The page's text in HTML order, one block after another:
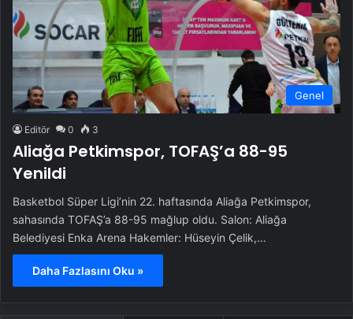
Genel
Editör 0 3
Aliağa Petkimspor, TOFAŞ’a 88-95
Yenildi
Basketbol Süper Ligi’nin 22. haftasında Aliağa Petkimspor,
sahasında TOFAŞ’a 88-95 mağlup oldu. Salon: Aliağa
Belediyesi Enka Arena Hakemler: Hüseyin Çelik,…
Daha Fazlasını Oku »